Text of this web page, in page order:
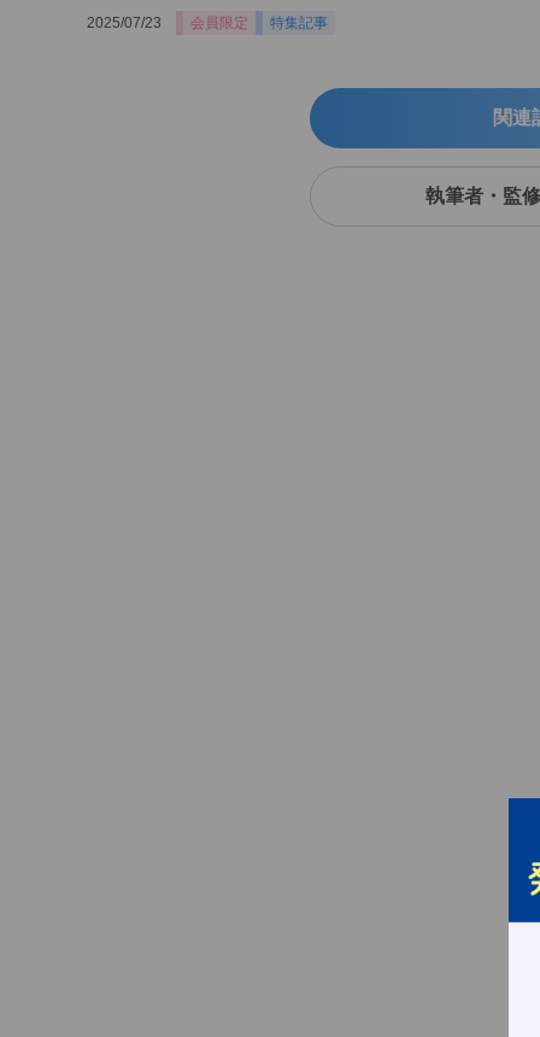
2025/07/23 会員限定 特集記事
関連
執筆者・監